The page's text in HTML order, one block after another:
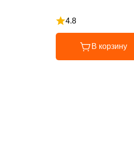
4.8
Рейтинг 4.8 из 5
В корзину